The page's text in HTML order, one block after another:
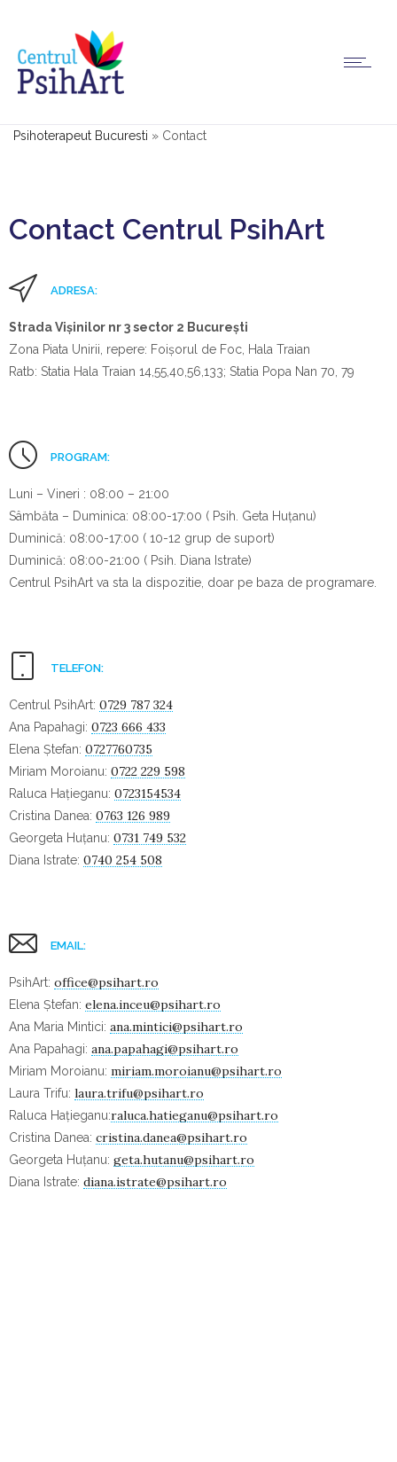
Psihoterapeut Bucuresti » Contact
Contact Centrul PsihArt
ADRESA:
Strada Vișinilor nr 3 sector 2 București
Zona Piata Unirii, repere: Foișorul de Foc, Hala Traian
Ratb: Statia Hala Traian 14,55,40,56,133; Statia Popa Nan 70, 79
PROGRAM:
Luni – Vineri : 08:00 – 21:00
Sâmbăta – Duminica: 08:00-17:00 ( Psih. Geta Huțanu)
Duminică: 08:00-17:00 ( 10-12 grup de suport)
Duminică: 08:00-21:00 ( Psih. Diana Istrate)
Centrul PsihArt va sta la dispozitie, doar pe baza de programare.
TELEFON:
Centrul PsihArt: 0729 787 324
Ana Papahagi: 0723 666 433
Elena Ștefan: 0727760735
Miriam Moroianu: 0722 229 598
Raluca Hațieganu: 0723154534
Cristina Danea: 0763 126 989
Georgeta Huțanu: 0731 749 532
Diana Istrate: 0740 254 508
EMAIL:
PsihArt: office@psihart.ro
Elena Ștefan: elena.inceu@psihart.ro
Ana Maria Mintici: ana.mintici@psihart.ro
Ana Papahagi: ana.papahagi@psihart.ro
Miriam Moroianu: miriam.moroianu@psihart.ro
Laura Trifu: laura.trifu@psihart.ro
Raluca Hațieganu:raluca.hatieganu@psihart.ro
Cristina Danea: cristina.danea@psihart.ro
Georgeta Huțanu: geta.hutanu@psihart.ro
Diana Istrate: diana.istrate@psihart.ro